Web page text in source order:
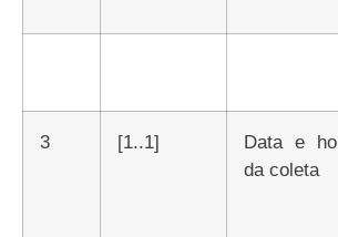
3 [1..1]
Data e hora
da coleta